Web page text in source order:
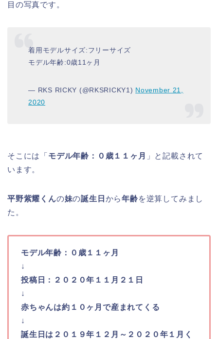
目の写真です。
着用モデルサイズ:フリーサイズ
モデル年齢:0歳11ヶ月
— RKS RICKY (@RKSRICKY1) November 21,
2020
そこには「 モデル年齢：０歳１１ヶ月
」と記載されて
います。
平野紫耀くんの妹の誕生日 から年齢を逆算してみまし
た。
モデル年齢：０歳１１ヶ月
↓
投稿日：２０２０年１１月２１日
↓
赤ちゃんは約１０ヶ月で産まれてくる
↓
誕生日は２０１９年１２月～２０２０年１月く